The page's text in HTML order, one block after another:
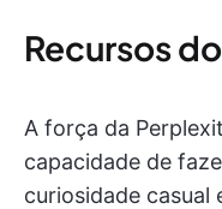
Recursos
A força da
capacidade de
curiosidade casual